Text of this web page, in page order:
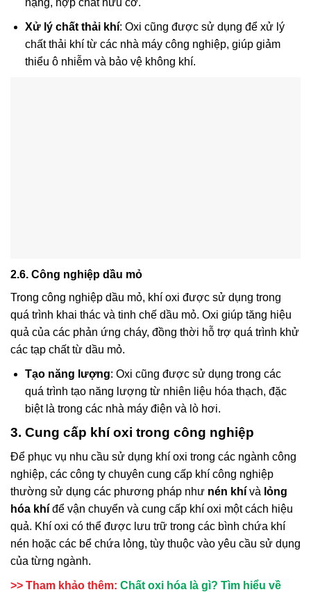
nặng, hợp chất hữu cơ.
Xử lý chất thải khí: Oxi cũng được sử dụng để xử lý
chất thải khí từ các nhà máy công nghiệp, giúp giảm
thiểu ô nhiễm và bảo vệ không khí.
2.6. Công nghiệp dầu mỏ
Trong công nghiệp dầu mỏ, khí oxi được sử dụng trong
quá trình khai thác và tinh chế dầu mỏ. Oxi giúp tăng hiệu
quả của các phản ứng cháy, đồng thời hỗ trợ quá trình khử
các tạp chất từ dầu mỏ.
Tạo năng lượng: Oxi cũng được sử dụng trong các
quá trình tạo năng lượng từ nhiên liệu hóa thạch, đặc
biệt là trong các nhà máy điện và lò hơi.
3. Cung cấp khí oxi trong công nghiệp
Để phục vụ nhu cầu sử dụng khí oxi trong các ngành công
nghiệp, các công ty chuyên cung cấp khí công nghiệp
thường sử dụng các phương pháp như nén khí và lỏng
hóa khí để vận chuyển và cung cấp khí oxi một cách hiệu
quả. Khí oxi có thể được lưu trữ trong các bình chứa khí
nén hoặc các bể chứa lỏng, tùy thuộc vào yêu cầu sử dụng
của từng ngành.
>> Tham khảo thêm: Chất oxi hóa là gì? Tìm hiểu về